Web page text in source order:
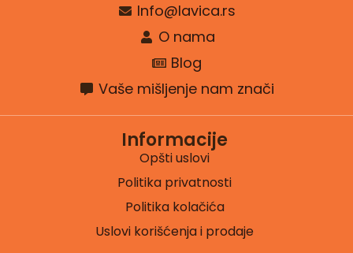
Info@lavica.rs
O nama
Blog
Vaše mišljenje nam znači
Informacije
Opšti uslovi
Politika privatnosti
Politika kolačića
Uslovi korišćenja i prodaje